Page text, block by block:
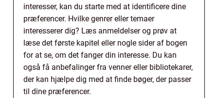
interesser, kan du starte med at identificere dine
præferencer. Hvilke genrer eller temaer
interesserer dig? Læs anmeldelser og prøv at
læse det første kapitel eller nogle sider af bogen
for at se, om det fanger din interesse. Du kan
også få anbefalinger fra venner eller bibliotekarer,
der kan hjælpe dig med at finde bøger, der passer
til dine præferencer.